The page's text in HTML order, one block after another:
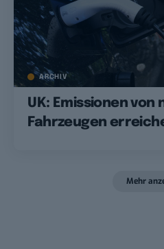
ARCHIV
UK: Emissionen von
Fahrzeugen
Mehr